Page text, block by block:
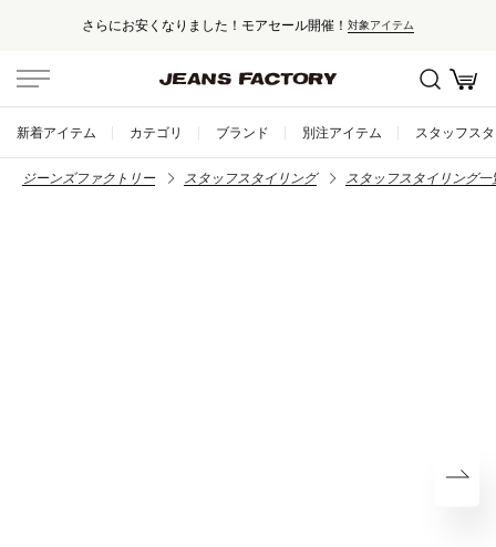
さらにお安くなりました！モアセール開催！ 対象アイテム
新着アイテム カテゴリ ブランド 別注アイテム スタッフス
ジーンズファクトリー スタッフスタイリング スタッフスタイリング一